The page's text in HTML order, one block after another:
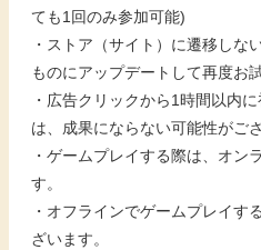
ても1回のみ参加可能)
・ストア（サイト）に遷移しな
ものにアップデートして再度お
・広告クリックから1時間以内
は、成果にならない可能性がご
・ゲームプレイする際は、オン
す。
・オフラインでゲームプレイす
ざいます。